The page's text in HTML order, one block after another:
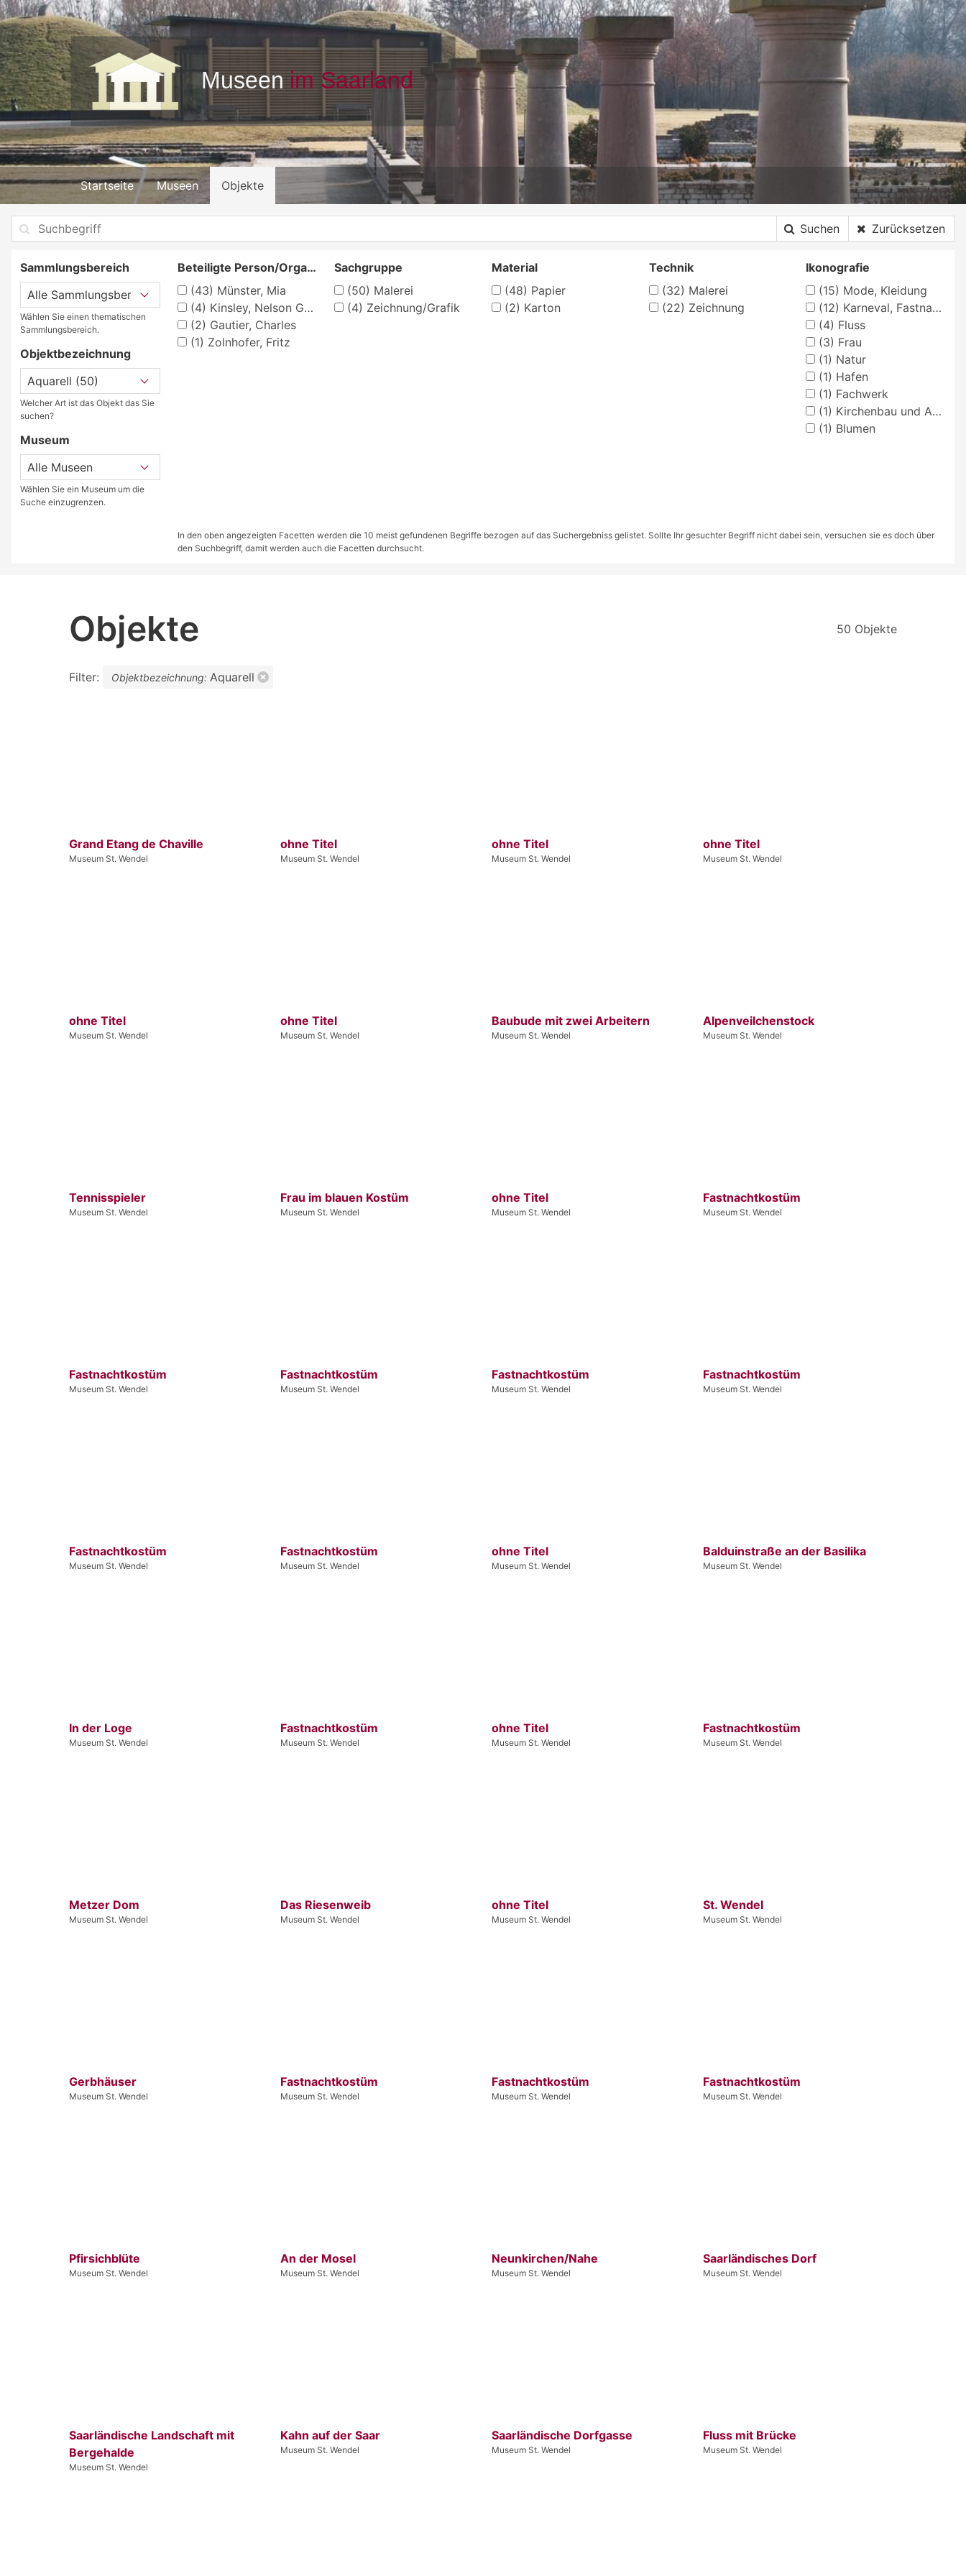
Startseite Museen Objekte
Suchen Zurücksetzen
Sammlungsbereich
Wählen Sie einen thematischen
Sammlungsbereich.
Objektbezeichnung
Welcher Art ist das Objekt das Sie
suchen?
Museum
Wählen Sie ein Museum um die
Suche einzugrenzen.
Beteiligte Person/Organisation
(43) Münster, Mia
(4) Kinsley, Nelson Gray
(2) Gautier, Charles
(1) Zolnhofer, Fritz
Sachgruppe
(50) Malerei
(4) Zeichnung/Grafik
Material
(48) Papier
(2) Karton
Technik
(32) Malerei
(22) Zeichnung
Ikonografie
(15) Mode, Kleidung
(12) Karneval, Fastnacht
(4) Fluss
(3) Frau
(1) Natur
(1) Hafen
(1) Fachwerk
(1) Kirchenbau und Ausstattung (Sakralbau)
(1) Blumen
In den oben angezeigten Facetten werden die 10 meist gefundenen Begriffe bezogen auf das Suchergebniss gelistet. Sollte Ihr gesuchter Begriff nicht dabei sein, versuchen sie es doch über
den Suchbegriff, damit werden auch die Facetten durchsucht.
Objekte 50 Objekte
Filter: Objektbezeichnung: Aquarell
Grand Etang de Chaville
Museum St. Wendel
ohne Titel
Museum St. Wendel
ohne Titel
Museum St. Wendel
ohne Titel
Museum St. Wendel
ohne Titel
Museum St. Wendel
ohne Titel
Museum St. Wendel
Baubude mit zwei Arbeitern
Museum St. Wendel
Alpenveilchenstock
Museum St. Wendel
Tennisspieler
Museum St. Wendel
Frau im blauen Kostüm
Museum St. Wendel
ohne Titel
Museum St. Wendel
Fastnachtkostüm
Museum St. Wendel
Fastnachtkostüm
Museum St. Wendel
Fastnachtkostüm
Museum St. Wendel
Fastnachtkostüm
Museum St. Wendel
Fastnachtkostüm
Museum St. Wendel
Fastnachtkostüm
Museum St. Wendel
Fastnachtkostüm
Museum St. Wendel
ohne Titel
Museum St. Wendel
Balduinstraße an der Basilika
Museum St. Wendel
In der Loge
Museum St. Wendel
Fastnachtkostüm
Museum St. Wendel
ohne Titel
Museum St. Wendel
Fastnachtkostüm
Museum St. Wendel
Metzer Dom
Museum St. Wendel
Das Riesenweib
Museum St. Wendel
ohne Titel
Museum St. Wendel
St. Wendel
Museum St. Wendel
Gerbhäuser
Museum St. Wendel
Fastnachtkostüm
Museum St. Wendel
Fastnachtkostüm
Museum St. Wendel
Fastnachtkostüm
Museum St. Wendel
Pfirsichblüte
Museum St. Wendel
An der Mosel
Museum St. Wendel
Neunkirchen/Nahe
Museum St. Wendel
Saarländisches Dorf
Museum St. Wendel
Saarländische Landschaft mit
Bergehalde
Museum St. Wendel
Kahn auf der Saar
Museum St. Wendel
Saarländische Dorfgasse
Museum St. Wendel
Fluss mit Brücke
Museum St. Wendel